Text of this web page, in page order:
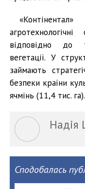
відповідно до
вегетації. У
займають
безпеки країни
ячмінь (11,4 тис. га).
Сподобалась